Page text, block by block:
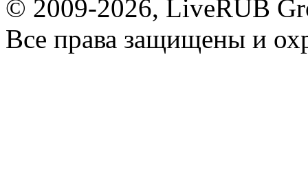
© 2009-2026, LiveRUB
Все права защищены и